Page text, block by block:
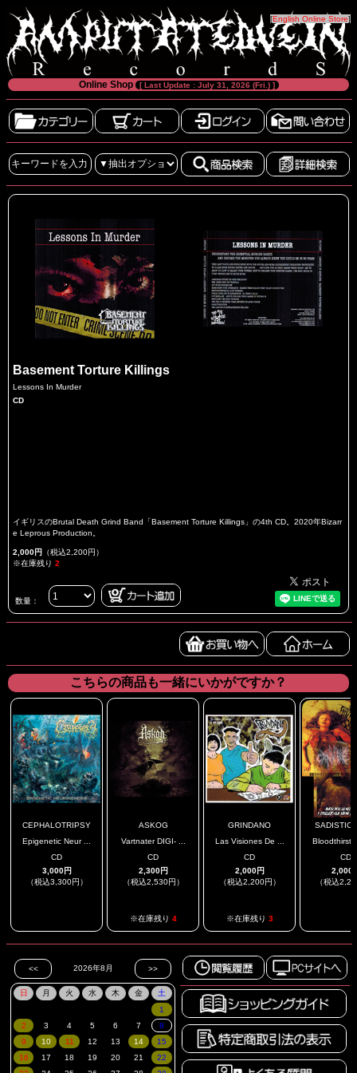
[English Online Store]
Online Shop [ Last Update : July 31, 2026 (Fri.) ]
Basement Torture Killings
Lessons In Murder
CD
イギリスのBrutal Death Grind Band「Basement Torture Killings」の4th CD。2020年Bizarr
e Leprous Production。
2,000円 （税込2,200円）
※在庫残り 2
数量：
こちらの商品も一緒にいかがですか？
CEPHALOTRIPSY
Epigenetic Neur ...
CD
3,000円
（税込3,300円）
ASKOG
Vartnater DIGI- ...
CD
2,300円
（税込2,530円）
※在庫残り 4
GRINDANO
Las Visiones De ...
CD
2,000円
（税込2,200円）
※在庫残り 3
SADISTIC
CD
2,000
（税込